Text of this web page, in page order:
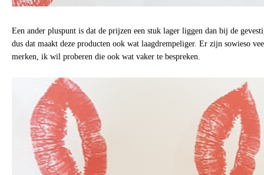
Een ander pluspunt is dat de prijzen een stuk lager liggen dan bij de
dus dat maakt deze producten ook wat laagdrempeliger. Er zijn sowieso
merken, ik wil proberen die ook wat vaker te bespreken.